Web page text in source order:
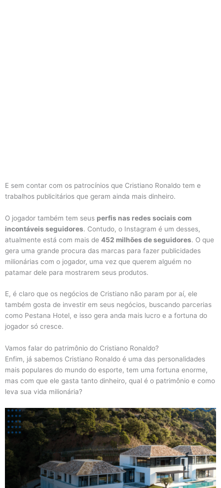
E sem contar com os patrocínios que Cristiano Ronaldo tem e
trabalhos publicitários que geram ainda mais dinheiro.
O jogador também tem seus perfis nas redes sociais com
incontáveis seguidores. Contudo, o Instagram é um desses,
atualmente está com mais de 452 milhões de seguidores. O que
gera uma grande procura das marcas para fazer publicidades
milionárias com o jogador, uma vez que querem alguém no
patamar dele para mostrarem seus produtos.
E, é claro que os negócios de Cristiano não param por aí, ele
também gosta de investir em seus negócios, buscando parcerias
como Pestana Hotel, e isso gera anda mais lucro e a fortuna do
jogador só cresce.
Vamos falar do patrimônio do Cristiano Ronaldo?
Enfim, já sabemos Cristiano Ronaldo é uma das personalidades
mais populares do mundo do esporte, tem uma fortuna enorme,
mas com que ele gasta tanto dinheiro, qual é o patrimônio e como
leva sua vida milionária?